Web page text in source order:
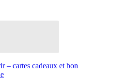
– cartes cadeaux et bon